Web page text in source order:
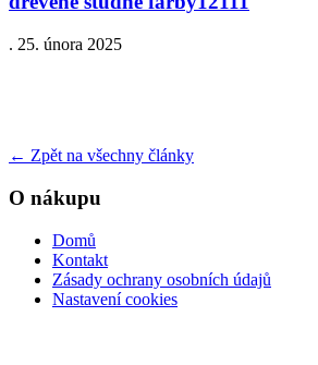
. 25. února 2025
← Zpět na všechny články
O nákupu
Domů
Kontakt
Zásady ochrany osobních údajů
Nastavení cookies